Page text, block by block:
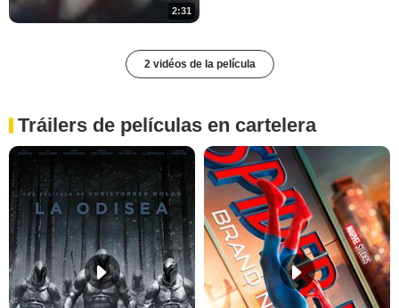
2:31
2 vidéos de la película
Tráilers de películas en cartelera